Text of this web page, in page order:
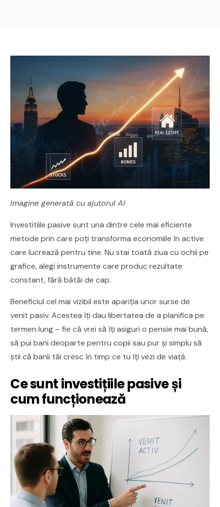
Imagine generată cu ajutorul AI
Investitiile pasive sunt una dintre cele mai eficiente
metode prin care poți transforma economiile în active
care lucrează pentru tine. Nu stai toată ziua cu ochii pe
grafice, alegi instrumente care produc rezultate
constant, fără bătăi de cap.
Beneficiul cel mai vizibil este apariția unor surse de
venit pasiv. Acestea îți dau libertatea de a planifica pe
termen lung – fie că vrei să îți asiguri o pensie mai bună,
să pui bani deoparte pentru copii sau pur și simplu să
știi că banii tăi cresc în timp ce tu îți vezi de viață.
Ce sunt investițiile pasive și
cum funcționează